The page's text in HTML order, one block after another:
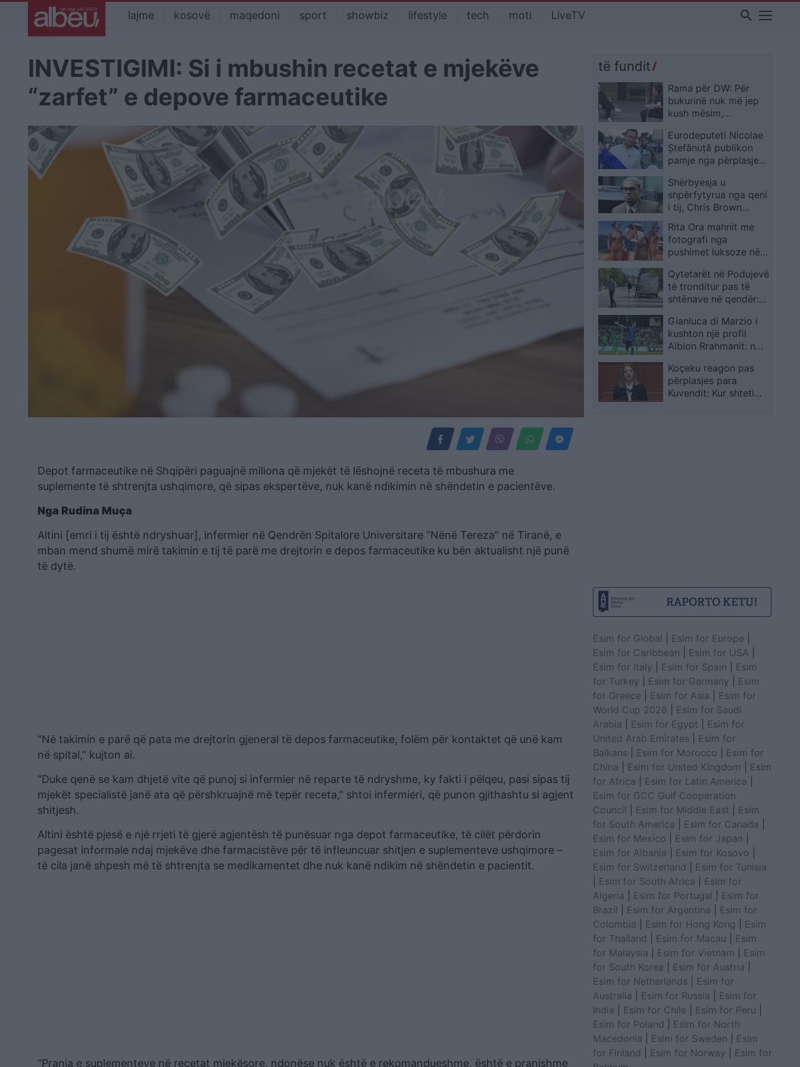
lajme kosovë maqedoni sport showbiz lifestyle tech moti LiveTV search
INVESTIGIMI: Si i mbushin recetat e mjekëve
“zarfet” e depove farmaceutike
Depot farmaceutike në Shqipëri paguajnë miliona që mjekët të lëshojnë receta të mbushura me
suplemente të shtrenjta ushqimore, që sipas ekspertëve, nuk kanë ndikimin në shëndetin e pacientëve.
Nga Rudina Muça
Altini [emri i tij është ndryshuar], infermier në Qendrën Spitalore Universitare “Nënë Tereza” në Tiranë, e
mban mend shumë mirë takimin e tij të parë me drejtorin e depos farmaceutike ku bën aktualisht një punë
të dytë.
“Në takimin e parë që pata me drejtorin gjeneral të depos farmaceutike, folëm për kontaktet që unë kam
në spital,” kujton ai.
“Duke qenë se kam dhjetë vite që punoj si infermier në reparte të ndryshme, ky fakti i pëlqeu, pasi sipas tij
mjekët specialistë janë ata që përshkruajnë më tepër receta,” shtoi infermieri, që punon gjithashtu si agjent
shitjesh.
Altini është pjesë e një rrjeti të gjerë agjentësh të punësuar nga depot farmaceutike, të cilët përdorin
pagesat informale ndaj mjekëve dhe farmacistëve për të infleuncuar shitjen e suplementeve ushqimore –
të cila janë shpesh më të shtrenjta se medikamentet dhe nuk kanë ndikim në shëndetin e pacientit.
“Prania e suplementeve në recetat mjekësore, ndonëse nuk është e rekomandueshme, është e pranishme
të fundit
Rama për DW: Për
bukurinë nuk më jep
kush mësim,
dhe s’do të jetë
opsion
Eurodeputeti Nicolae
Ștefănuță publikon
pamje nga përplasjet
policore ndaj
protestuesve është e
papranueshme
Shërbyesja u
shpërfytyrua nga qeni
i tij, Chris Brown
prej 13 milionë
dollarësh
Rita Ora mahnit me
fotografi nga
pushimet luksoze në
nevojë për një
rifreskim shpirtëror
Qytetarët në Podujevë
të tronditur pas të
shtënave në qendër:
Zotin!
Gianluca di Marzio i
kushton një profil
Albion Rrahmanit: nga
sulmuesi kosovar
pranë kalimit në Serie
A
Koçeku reagon pas
përplasjes para
Kuvendit: Kur shteti
Esim for Global Esim for Europe
Esim for Caribbean
Esim for USA
Esim for Italy
Esim for Spain
Esim
for Turkey
Esim for Germany
Esim
for Greece
Esim for Asia
Esim for
World Cup 2026
Esim for Saudi
Arabia
Esim for Egypt
Esim for
United Arab Emirates
Esim for
Balkans
Esim for Morocco
Esim for
China
Esim for United Kingdom
Esim
for Africa
Esim for Latin America
Esim for GCC Gulf Cooperation
Council
Esim for Middle East
Esim
for South America
Esim for Canada
Esim for Mexico
Esim for Japan
Esim for Albania
Esim for Kosovo
Esim for Switzerland
Esim for Tunisia
Esim for South Africa
Esim for
Algeria
Esim for Portugal
Esim for
Brazil
Esim for Argentina
Esim for
Colombia
Esim for Hong Kong
Esim
for Thailand
Esim for Macau
Esim
for Malaysia
Esim for Vietnam
Esim
for South Korea
Esim for Austria
Esim for Netherlands
Esim for
Australia
Esim for Russia
Esim for
India
Esim for Chile Esim for Peru
Esim for Poland
Esim for North
Macedonia
Esim for Sweden
Esim
for Finland
Esim for Norway
Esim for